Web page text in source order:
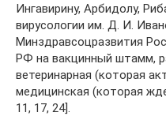
Ингавирину, Арбидолу,
вирусологии им. Д. И.
Минздравсоцразвития
РФ на вакцинный штамм,
ветеринарная (которая
медицинская (которая
11, 17, 24].